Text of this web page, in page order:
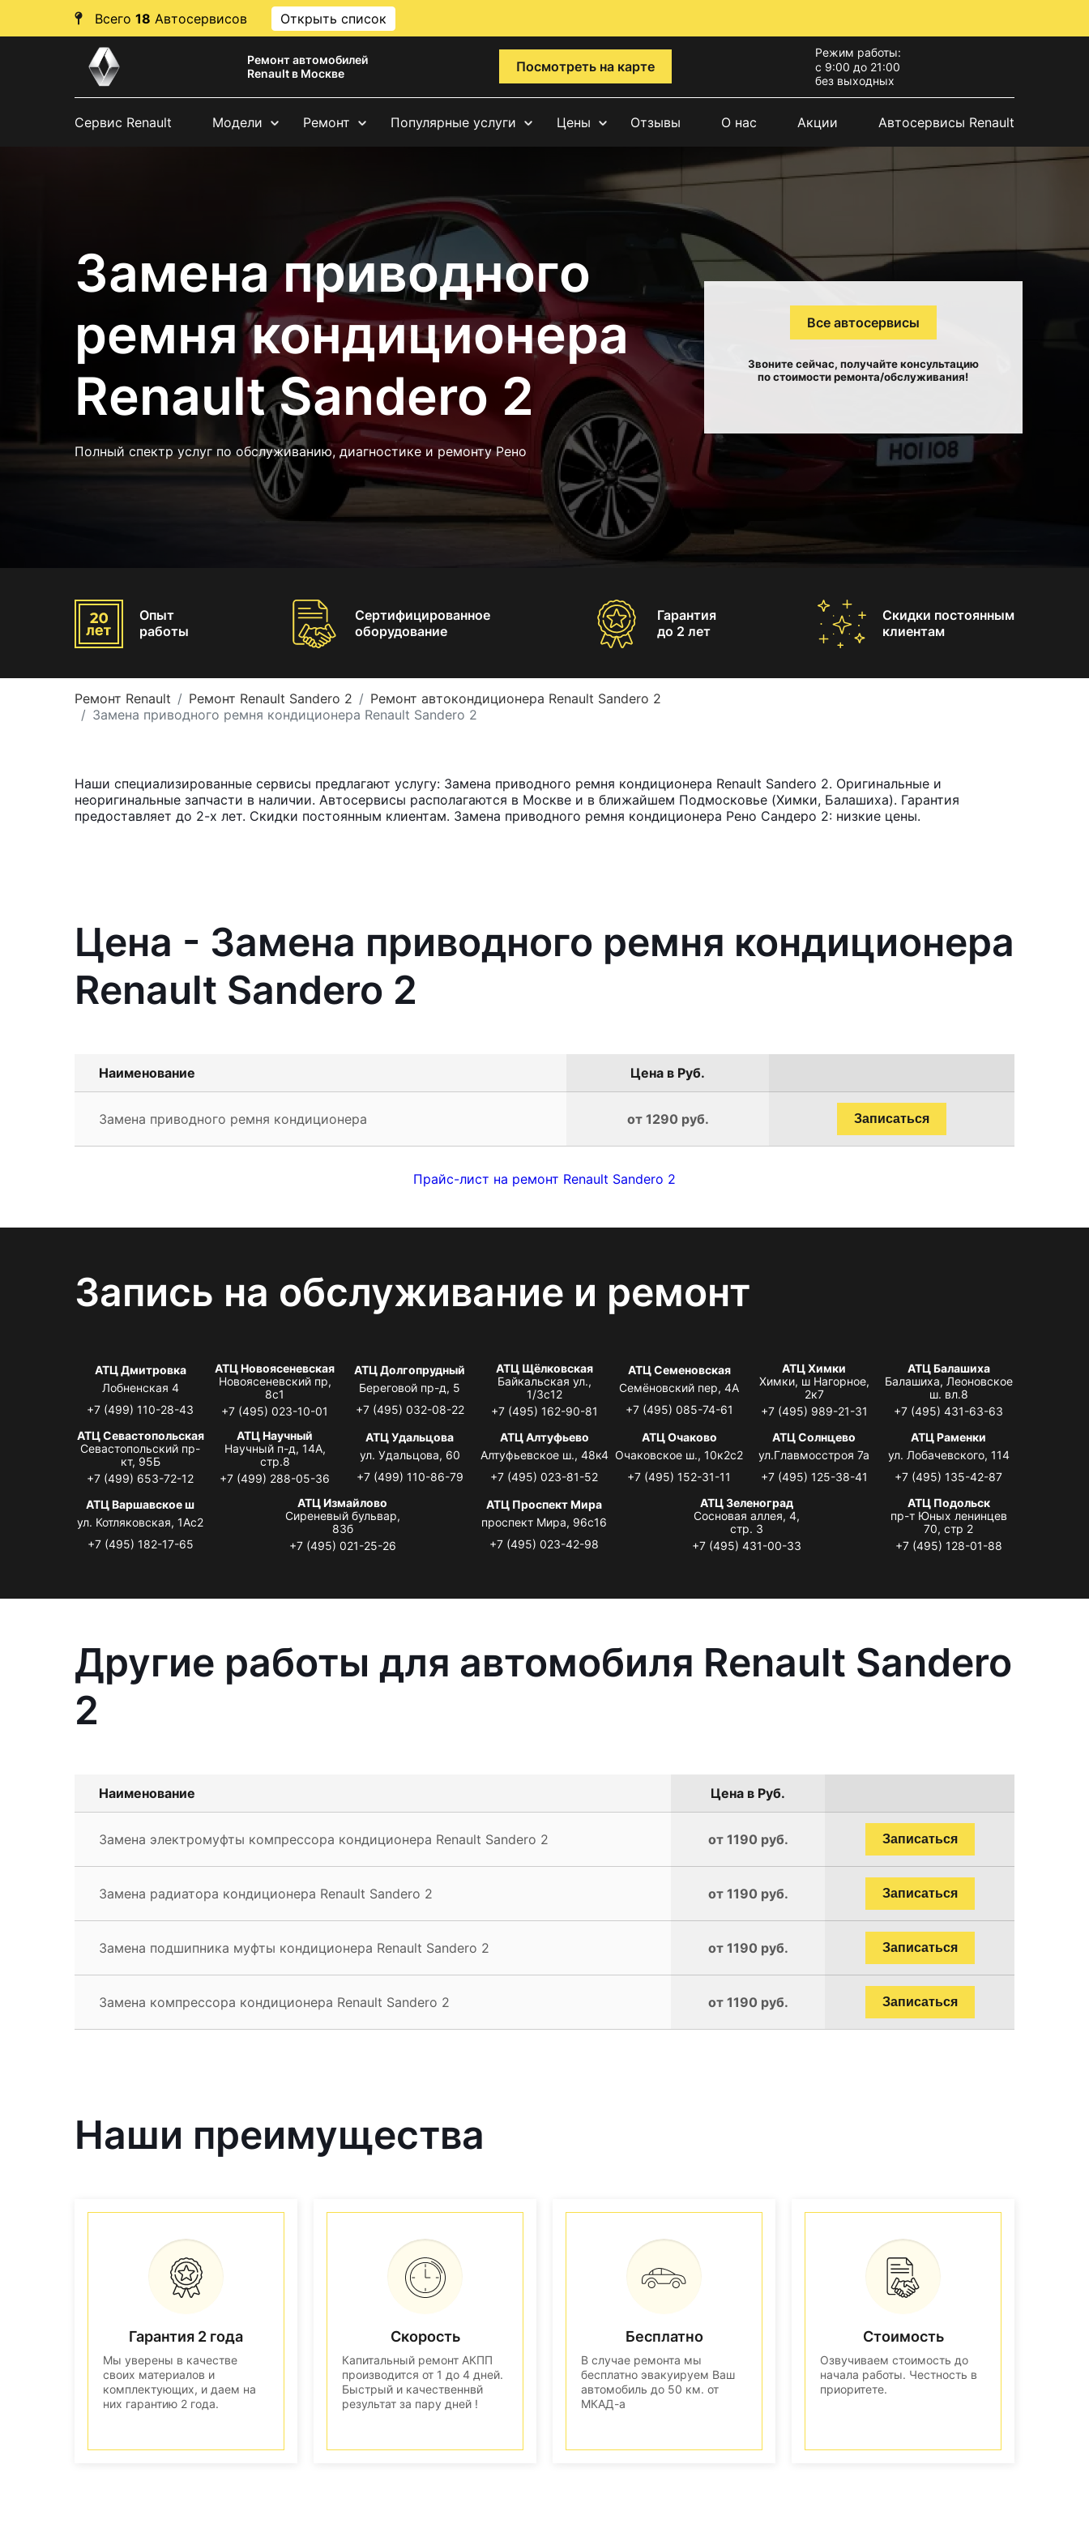
Всего 18 Автосервисов Открыть список
Ремонт автомобилей
Renault в Москве
Посмотреть на карте
Режим работы:
с 9:00 до 21:00
без выходных
Сервис Renault Модели Ремонт Популярные услуги Цены Отзывы О нас Акции Автосервисы Renault
Замена приводного
ремня кондиционера
Renault Sandero 2
Полный спектр услуг по обслуживанию, диагностике и ремонту Рено
Все автосервисы
Звоните сейчас, получайте консультацию
по стоимости ремонта/обслуживания!
Опыт
работы
Сертифицированное
оборудование
Гарантия
до 2 лет
Скидки постоянным
клиентам
Ремонт Renault Ремонт Renault Sandero 2
Ремонт автокондиционера Renault Sandero 2
Замена приводного ремня кондиционера Renault Sandero 2
Наши специализированные сервисы предлагают услугу: Замена приводного ремня кондиционера Renault Sandero 2. Оригинальные и
неоригинальные запчасти в наличии. Автосервисы располагаются в Москве и в ближайшем Подмосковье (Химки, Балашиха). Гарантия
предоставляет до 2-х лет. Скидки постоянным клиентам. Замена приводного ремня кондиционера Рено Сандеро 2: низкие цены.
Цена - Замена приводного ремня кондиционера
Renault Sandero 2
Наименование Цена в Руб.
Замена приводного ремня кондиционера от 1290 руб. Записаться
Прайс-лист на ремонт Renault Sandero 2
Запись на обслуживание и ремонт
АТЦ Дмитровка
Лобненская 4
+7 (499) 110-28-43
АТЦ Новоясеневская
Новоясеневский пр,
8с1
+7 (495) 023-10-01
АТЦ Долгопрудный
Береговой пр-д, 5
+7 (495) 032-08-22
АТЦ Щёлковская
Байкальская ул.,
1/3с12
+7 (495) 162-90-81
АТЦ Семеновская
Семёновский пер, 4А
+7 (495) 085-74-61
АТЦ Химки
Химки, ш Нагорное,
2к7
+7 (495) 989-21-31
АТЦ Балашиха
Балашиха, Леоновское
ш. вл.8
+7 (495) 431-63-63
АТЦ Севастопольская
Севастопольский пр-
кт, 95Б
+7 (499) 653-72-12
АТЦ Научный
Научный п-д, 14А,
стр.8
+7 (499) 288-05-36
АТЦ Удальцова
ул. Удальцова, 60
+7 (499) 110-86-79
АТЦ Алтуфьево
Алтуфьевское ш., 48к4
+7 (495) 023-81-52
АТЦ Очаково
Очаковское ш., 10к2с2
+7 (495) 152-31-11
АТЦ Солнцево
ул.Главмосстроя 7а
+7 (495) 125-38-41
АТЦ Раменки
ул. Лобачевского, 114
+7 (495) 135-42-87
АТЦ Варшавское ш
ул. Котляковская, 1Ас2
+7 (495) 182-17-65
АТЦ Измайлово
Сиреневый бульвар,
83б
+7 (495) 021-25-26
АТЦ Проспект Мира
проспект Мира, 96с16
+7 (495) 023-42-98
АТЦ Зеленоград
Сосновая аллея, 4,
стр. 3
+7 (495) 431-00-33
АТЦ Подольск
пр-т Юных ленинцев
70, стр 2
+7 (495) 128-01-88
Другие работы для автомобиля Renault Sandero
2
Наименование Цена в Руб.
Замена электромуфты компрессора кондиционера Renault Sandero 2 от 1190 руб. Записаться
Замена радиатора кондиционера Renault Sandero 2 от 1190 руб. Записаться
Замена подшипника муфты кондиционера Renault Sandero 2 от 1190 руб. Записаться
Замена компрессора кондиционера Renault Sandero 2 от 1190 руб. Записаться
Наши преимущества
Гарантия 2 года
Мы уверены в качестве
своих материалов и
комплектующих, и даем на
них гарантию 2 года.
Скорость
Капитальный ремонт АКПП
производится от 1 до 4 дней.
Быстрый и качественнвй
результат за пару дней !
Бесплатно
В случае ремонта мы
бесплатно эвакуируем Ваш
автомобиль до 50 км. от
МКАД-а
Стоимость
Озвучиваем стоимость до
начала работы. Честность в
приоритете.